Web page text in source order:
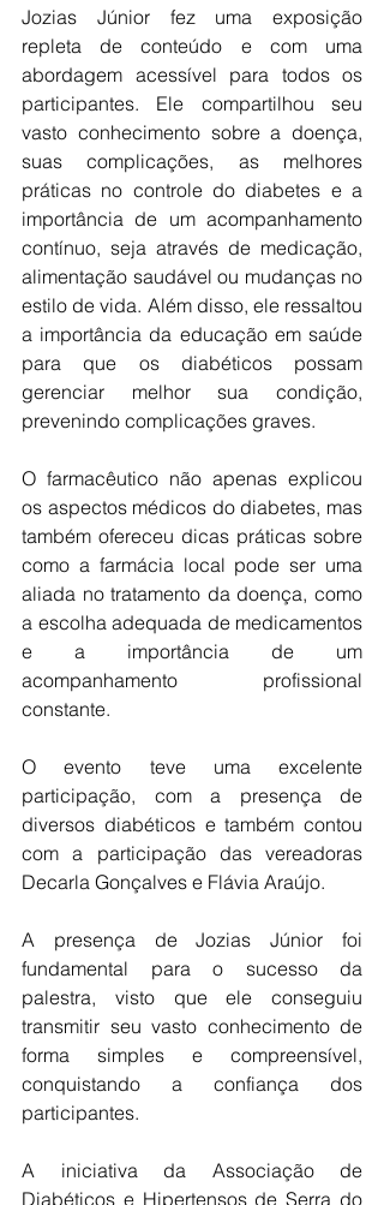
Jozias Júnior fez uma exposição
repleta de conteúdo e com uma
abordagem acessível para todos os
participantes. Ele compartilhou seu
vasto conhecimento sobre a doença,
suas complicações, as melhores
práticas no controle do diabetes e a
importância de um acompanhamento
contínuo, seja através de medicação,
alimentação saudável ou mudanças no
estilo de vida. Além disso, ele ressaltou
a importância da educação em saúde
para que os diabéticos possam
gerenciar melhor sua condição,
prevenindo complicações graves.
O farmacêutico não apenas explicou
os aspectos médicos do diabetes, mas
também ofereceu dicas práticas sobre
como a farmácia local pode ser uma
aliada no tratamento da doença, como
a escolha adequada de medicamentos
e a importância de um
acompanhamento profissional
constante.
O evento teve uma excelente
participação, com a presença de
diversos diabéticos e também contou
com a participação das vereadoras
Decarla Gonçalves e Flávia Araújo.
A presença de Jozias Júnior foi
fundamental para o sucesso da
palestra, visto que ele conseguiu
transmitir seu vasto conhecimento de
forma simples e compreensível,
conquistando a confiança dos
participantes.
A iniciativa da Associação de
Diabéticos e Hipertensos de Serra do